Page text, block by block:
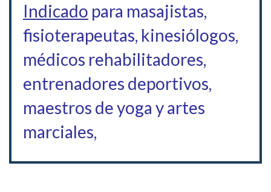
Indicado para masajistas,
fisioterapeutas, kinesiólogos,
médicos rehabilitadores,
entrenadores deportivos,
maestros de yoga y artes
marciales,